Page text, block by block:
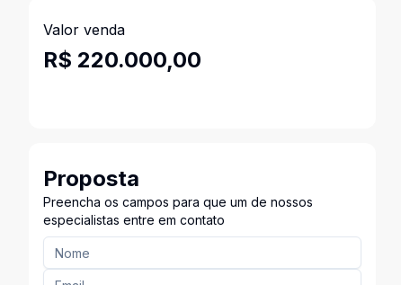
Valor venda
R$ 220.000,00
Proposta
Preencha os campos para que um de nossos
especialistas entre em contato